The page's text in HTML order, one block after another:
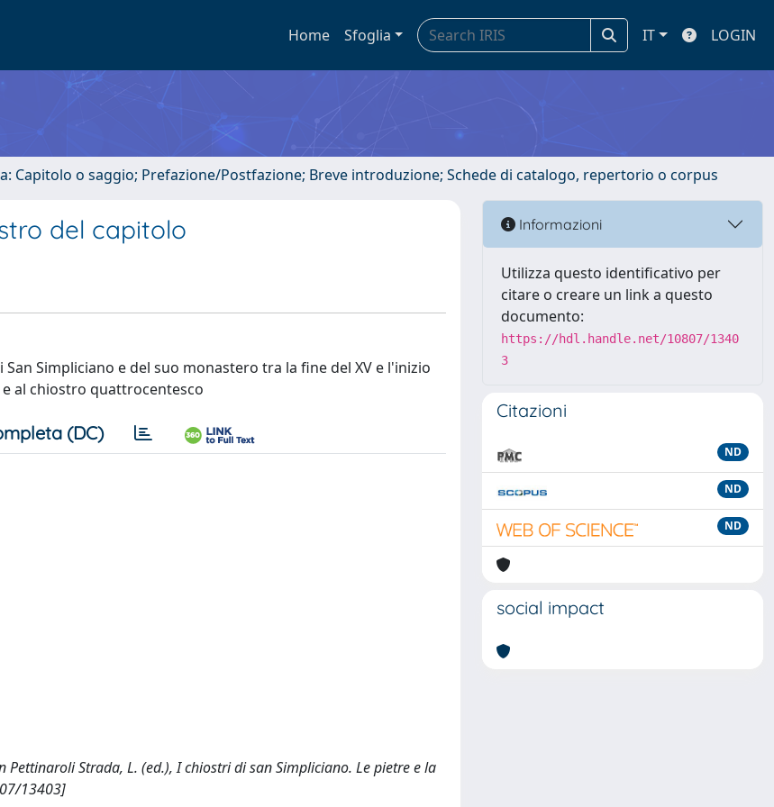
Home Sfoglia IT LOGIN
Capitolo o saggio; Prefazione/Postfazione; Breve introduzione; Schede di catalogo, repertorio o corpus
del capitolo
Simpliciano e del suo monastero tra la fine del XV e l'inizio
al chiostro quattrocentesco
(DC)
Strada, L. (ed.), I chiostri di san Simpliciano. Le pietre e la
13403]
Informazioni
Utilizza questo identificativo per
citare o creare un link a questo
documento:
https://hdl.handle.net/10807/1340
3
Citazioni
ND
ND
ND
social impact